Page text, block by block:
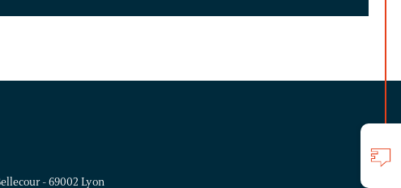
- 69002 Lyon